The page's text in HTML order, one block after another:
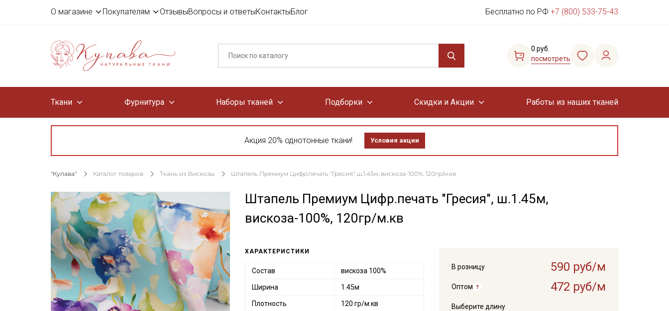
О магазине Покупателям ОтзывыВопросы и ответыКонтактыБлог Бесплатно по РФ +7 (800) 533-75-43
0 руб.
посмотреть
Ткани Фурнитура Наборы тканей Подборки Скидки и Акции Работы из наших тканей
Акция 20% однотонные ткани! Условия акции
"Купава" Каталог товаров Ткань из Вискозы Штапель Премиум Цифр.печать "Гресия", ш.1.45м, вискоза-100%, 120гр/м.кв
Штапель Премиум Цифр.печать "Гресия", ш.1.45м,
вискоза-100%, 120гр/м.кв
В розницу 590 руб/м
Оптом 472 руб/м
Выберите длину
ХАРАКТЕРИСТИКИ
Состав вискоза 100%
Ширина 1.45м
Плотность 120 гр/м.кв